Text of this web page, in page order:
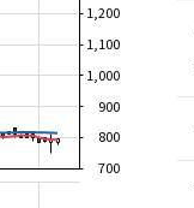
700
800
900
1,000
1,100
1,200